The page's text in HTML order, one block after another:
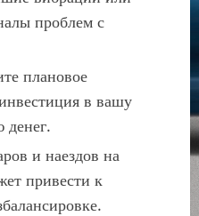
проблем с
плановое
в вашу
денег.
и наездов на
привести к